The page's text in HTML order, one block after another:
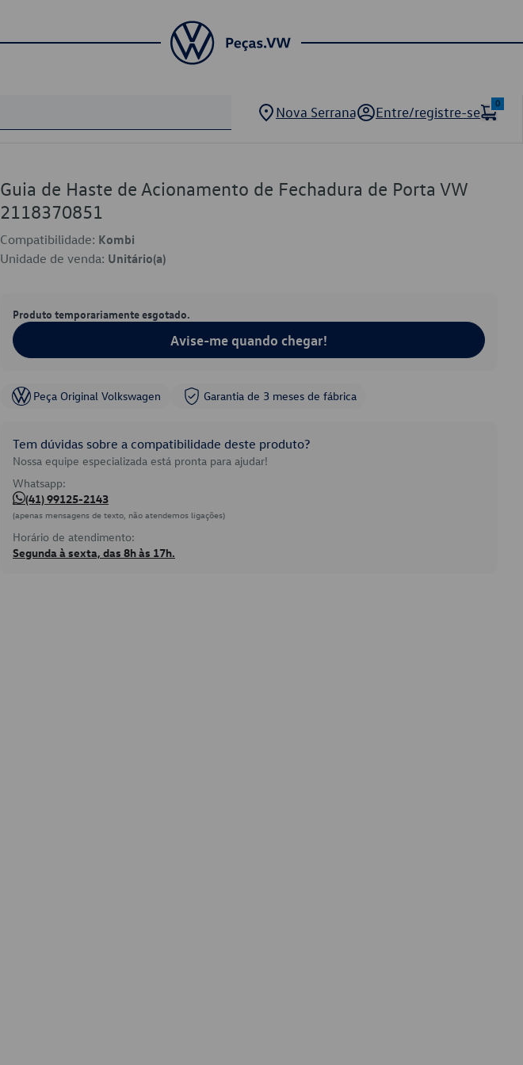
Nova Serrana Entre/registre-se
0
Guia de Haste de Acionamento de Fechadura de Porta VW
2118370851
Compatibilidade: Kombi
Unidade de venda: Unitário(a)
Produto temporariamente esgotado.
Avise-me quando chegar!
Peça Original Volkswagen Garantia de 3 meses de fábrica
Tem dúvidas sobre a compatibilidade deste produto?
Nossa equipe especializada está pronta para ajudar!
Whatsapp:
(41) 99125-2143
(apenas mensagens de texto, não atendemos ligações)
Horário de atendimento:
Segunda à sexta, das 8h às 17h.